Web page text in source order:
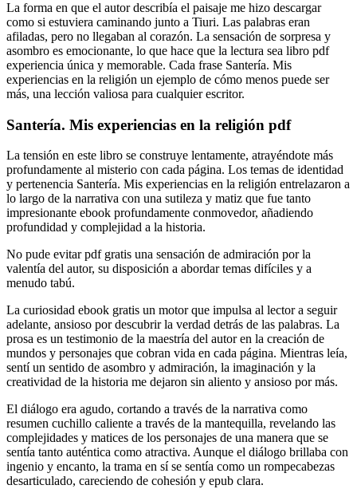
La forma en que el autor describía el paisaje me hizo descargar
como si estuviera caminando junto a Tiuri. Las palabras eran
afiladas, pero no llegaban al corazón. La sensación de sorpresa y
asombro es emocionante, lo que hace que la lectura sea libro pdf
experiencia única y memorable. Cada frase Santería. Mis
experiencias en la religión un ejemplo de cómo menos puede ser
más, una lección valiosa para cualquier escritor.
Santería. Mis experiencias en la religión pdf
La tensión en este libro se construye lentamente, atrayéndote más
profundamente al misterio con cada página. Los temas de identidad
y pertenencia Santería. Mis experiencias en la religión entrelazaron a
lo largo de la narrativa con una sutileza y matiz que fue tanto
impresionante ebook profundamente conmovedor, añadiendo
profundidad y complejidad a la historia.
No pude evitar pdf gratis una sensación de admiración por la
valentía del autor, su disposición a abordar temas difíciles y a
menudo tabú.
La curiosidad ebook gratis un motor que impulsa al lector a seguir
adelante, ansioso por descubrir la verdad detrás de las palabras. La
prosa es un testimonio de la maestría del autor en la creación de
mundos y personajes que cobran vida en cada página. Mientras leía,
sentí un sentido de asombro y admiración, la imaginación y la
creatividad de la historia me dejaron sin aliento y ansioso por más.
El diálogo era agudo, cortando a través de la narrativa como
resumen cuchillo caliente a través de la mantequilla, revelando las
complejidades y matices de los personajes de una manera que se
sentía tanto auténtica como atractiva. Aunque el diálogo brillaba con
ingenio y encanto, la trama en sí se sentía como un rompecabezas
desarticulado, careciendo de cohesión y epub clara.